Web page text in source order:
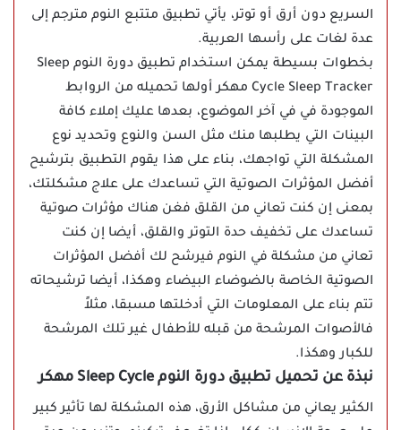
السريع دون أرق أو توتر، يأتي تطبيق متتبع النوم مترجم إلى
عدة لغات على رأسها العربية.
بخطوات بسيطة يمكن استخدام تطبيق دورة النوم Sleep
Cycle Sleep Tracker مهكر أولها تحميله من الروابط
الموجودة في في آخر الموضوع، بعدها عليك إملاء كافة
البينات التي يطلبها منك مثل السن والنوع وتحديد نوع
المشكلة التي تواجهك، بناء على هذا يقوم التطبيق بترشيح
أفضل المؤثرات الصوتية التي تساعدك على علاج مشكلتك،
بمعنى إن كنت تعاني من القلق فغن هناك مؤثرات صوتية
تساعدك على تخفيف حدة التوتر والقلق، أيضا إن كنت
تعاني من مشكلة في النوم فيرشح لك أفضل المؤثرات
الصوتية الخاصة بالضوضاء البيضاء وهكذا، أيضا ترشيحاته
تتم بناء على المعلومات التي أدخلتها مسبقا، مثلاً
فالأصوات المرشحة من قبله للأطفال غير تلك المرشحة
للكبار وهكذا.
نبذة عن تحميل تطبيق دورة النوم Sleep Cycle مهكر
الكثير يعاني من مشاكل الأرق، هذه المشكلة لها تأثير كبير